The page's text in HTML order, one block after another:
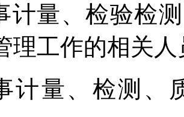
计量、检验检
理工作的相关人
计量、检测、